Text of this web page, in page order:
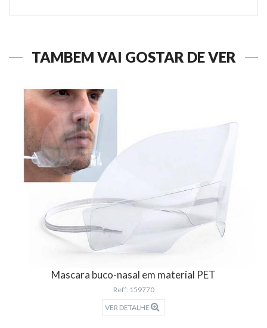
TAMBÉM VAI GOSTAR DE VER
Mascara buco-nasal em material PET
Refª: 159770
VER DETALHE